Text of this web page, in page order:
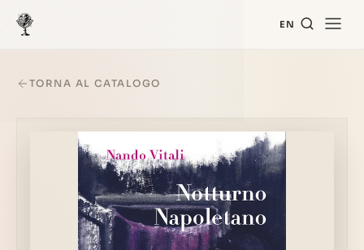
EN
TORNA AL CATALOGO